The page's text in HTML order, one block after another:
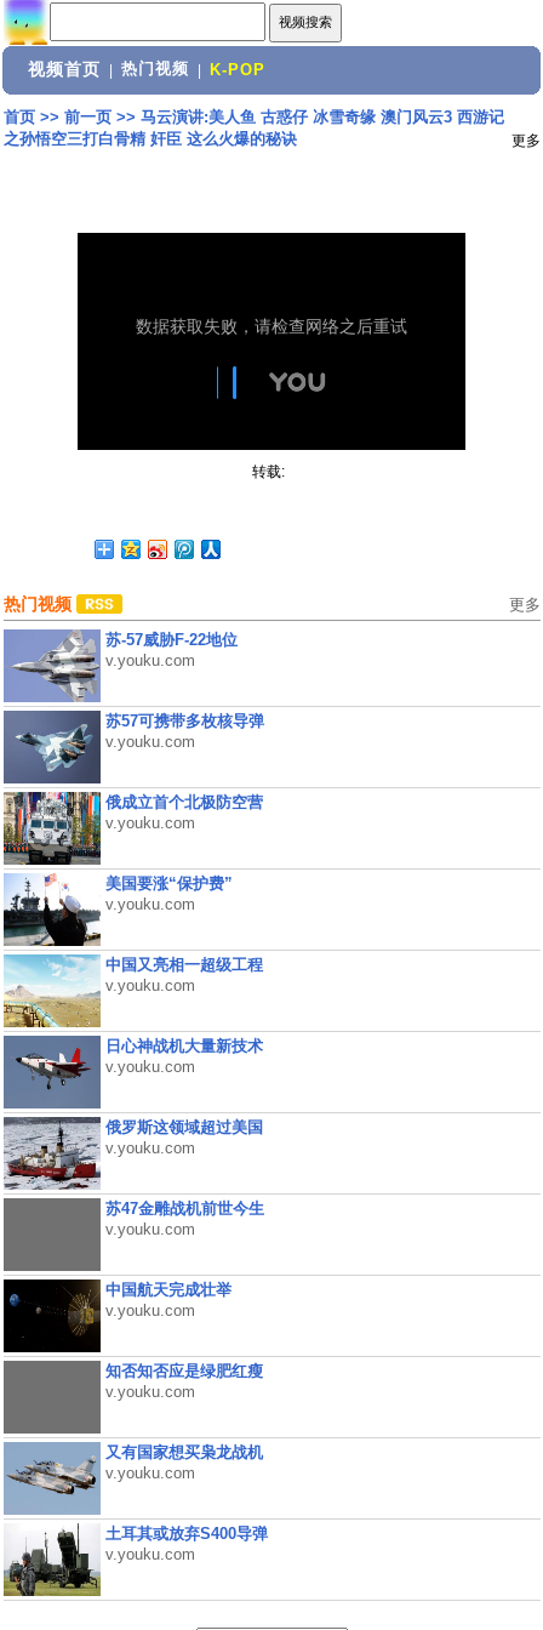
视频首页 热门视频 K-POP
首页>> 前一页>> 马云演讲:美人鱼 古惑仔 冰雪奇缘 澳门风云3 西游记
之孙悟空三打白骨精 奸臣 这么火爆的秘诀
更多
转载:
热门视频 更多
苏-57威胁F-22地位
v.youku.com
苏57可携带多枚核导弹
v.youku.com
俄成立首个北极防空营
v.youku.com
美国要涨“保护费”
v.youku.com
中国又亮相一超级工程
v.youku.com
日心神战机大量新技术
v.youku.com
俄罗斯这领域超过美国
v.youku.com
苏47金雕战机前世今生
v.youku.com
中国航天完成壮举
v.youku.com
知否知否应是绿肥红瘦
v.youku.com
又有国家想买枭龙战机
v.youku.com
土耳其或放弃S400导弹
v.youku.com